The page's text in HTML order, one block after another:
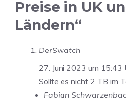
Preise in UK
Ländern“
DerSwatch
27. Juni 2023 um 15:43
Sollte es nicht 2 TB im
Fabian